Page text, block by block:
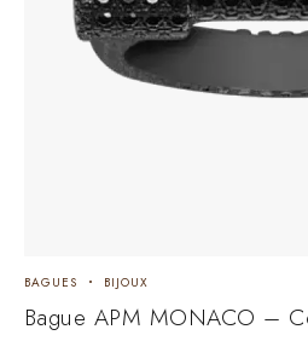
BAGUES BIJOUX
Bague APM MONACO –